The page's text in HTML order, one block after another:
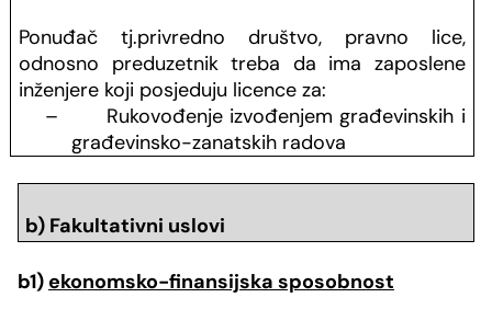
Ponuđač tj.privredno društvo, pravno lice,
odnosno preduzetnik treba da ima zaposlene
inženjere koji posjeduju licence za:
–
Rukovođenje izvođenjemgrađevinskih i
građevinsko-zanatskih radova
b) Fakultativni uslovi
b1) ekonomsko-finansijska sposobnost